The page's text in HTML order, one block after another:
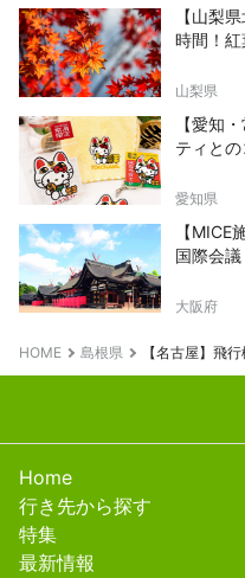
【山梨
時間！
山梨県
【愛知
ティとの
愛知県
【
国際会
大阪府
HOME 島根県 【名古屋】飛
Home
行き先から探す
特集
最新情報